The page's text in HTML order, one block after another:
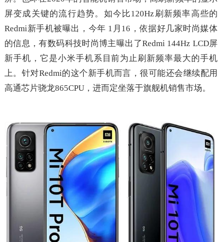
屏变成关键的流行趋势。如今比120Hz刷新频率高些的
Redmi新手机被曝出，今年 1月16，依据好几家时尚媒体
的信息，有数码科技时尚博主曝出了Redmi 144Hz LCD屏
新手机，它是小米手机系目前为止刷新频率最大的手机
上。针对Redmi的这个新手机而言，很可能还会继续配用
高通芯片骁龙865CPU，进而定坐落于旗舰机销售市场。